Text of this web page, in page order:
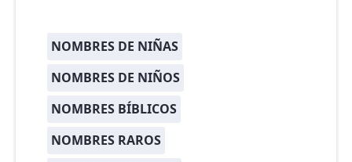
NOMBRES DE NIÑAS
NOMBRES DE NIÑOS
NOMBRES BÍBLICOS
NOMBRES RAROS